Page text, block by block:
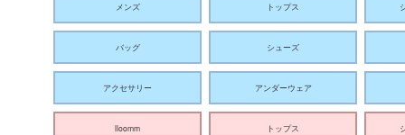
メンズ トップス
バッグ シューズ
アクセサリー アンダーウェア
lloomm トップス